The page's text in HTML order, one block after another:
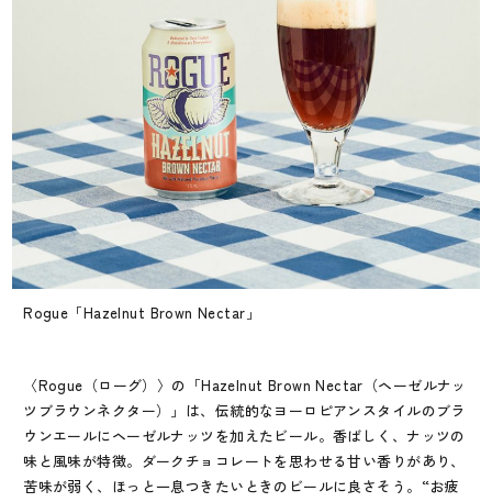
Rogue「Hazelnut Brown Nectar」
〈Rogue（ローグ）〉の「Hazelnut Brown Nectar（ヘーゼルナッ
ツブラウンネクター）」は、伝統的なヨーロピアンスタイルのブラ
ウンエールにヘーゼルナッツを加えたビール。香ばしく、ナッツの
味と風味が特徴。ダークチョコレートを思わせる甘い香りがあり、
苦味が弱く、ほっと一息つきたいときのビールに良さそう。“お疲